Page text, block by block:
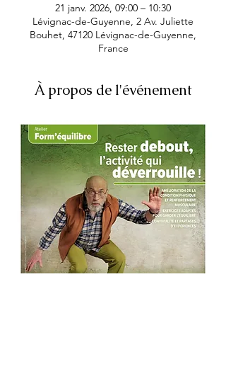
21 janv. 2026, 09:00 – 10:30
Lévignac-de-Guyenne, 2 Av. Juliette
Bouhet, 47120 Lévignac-de-Guyenne,
France
À propos de l'événement